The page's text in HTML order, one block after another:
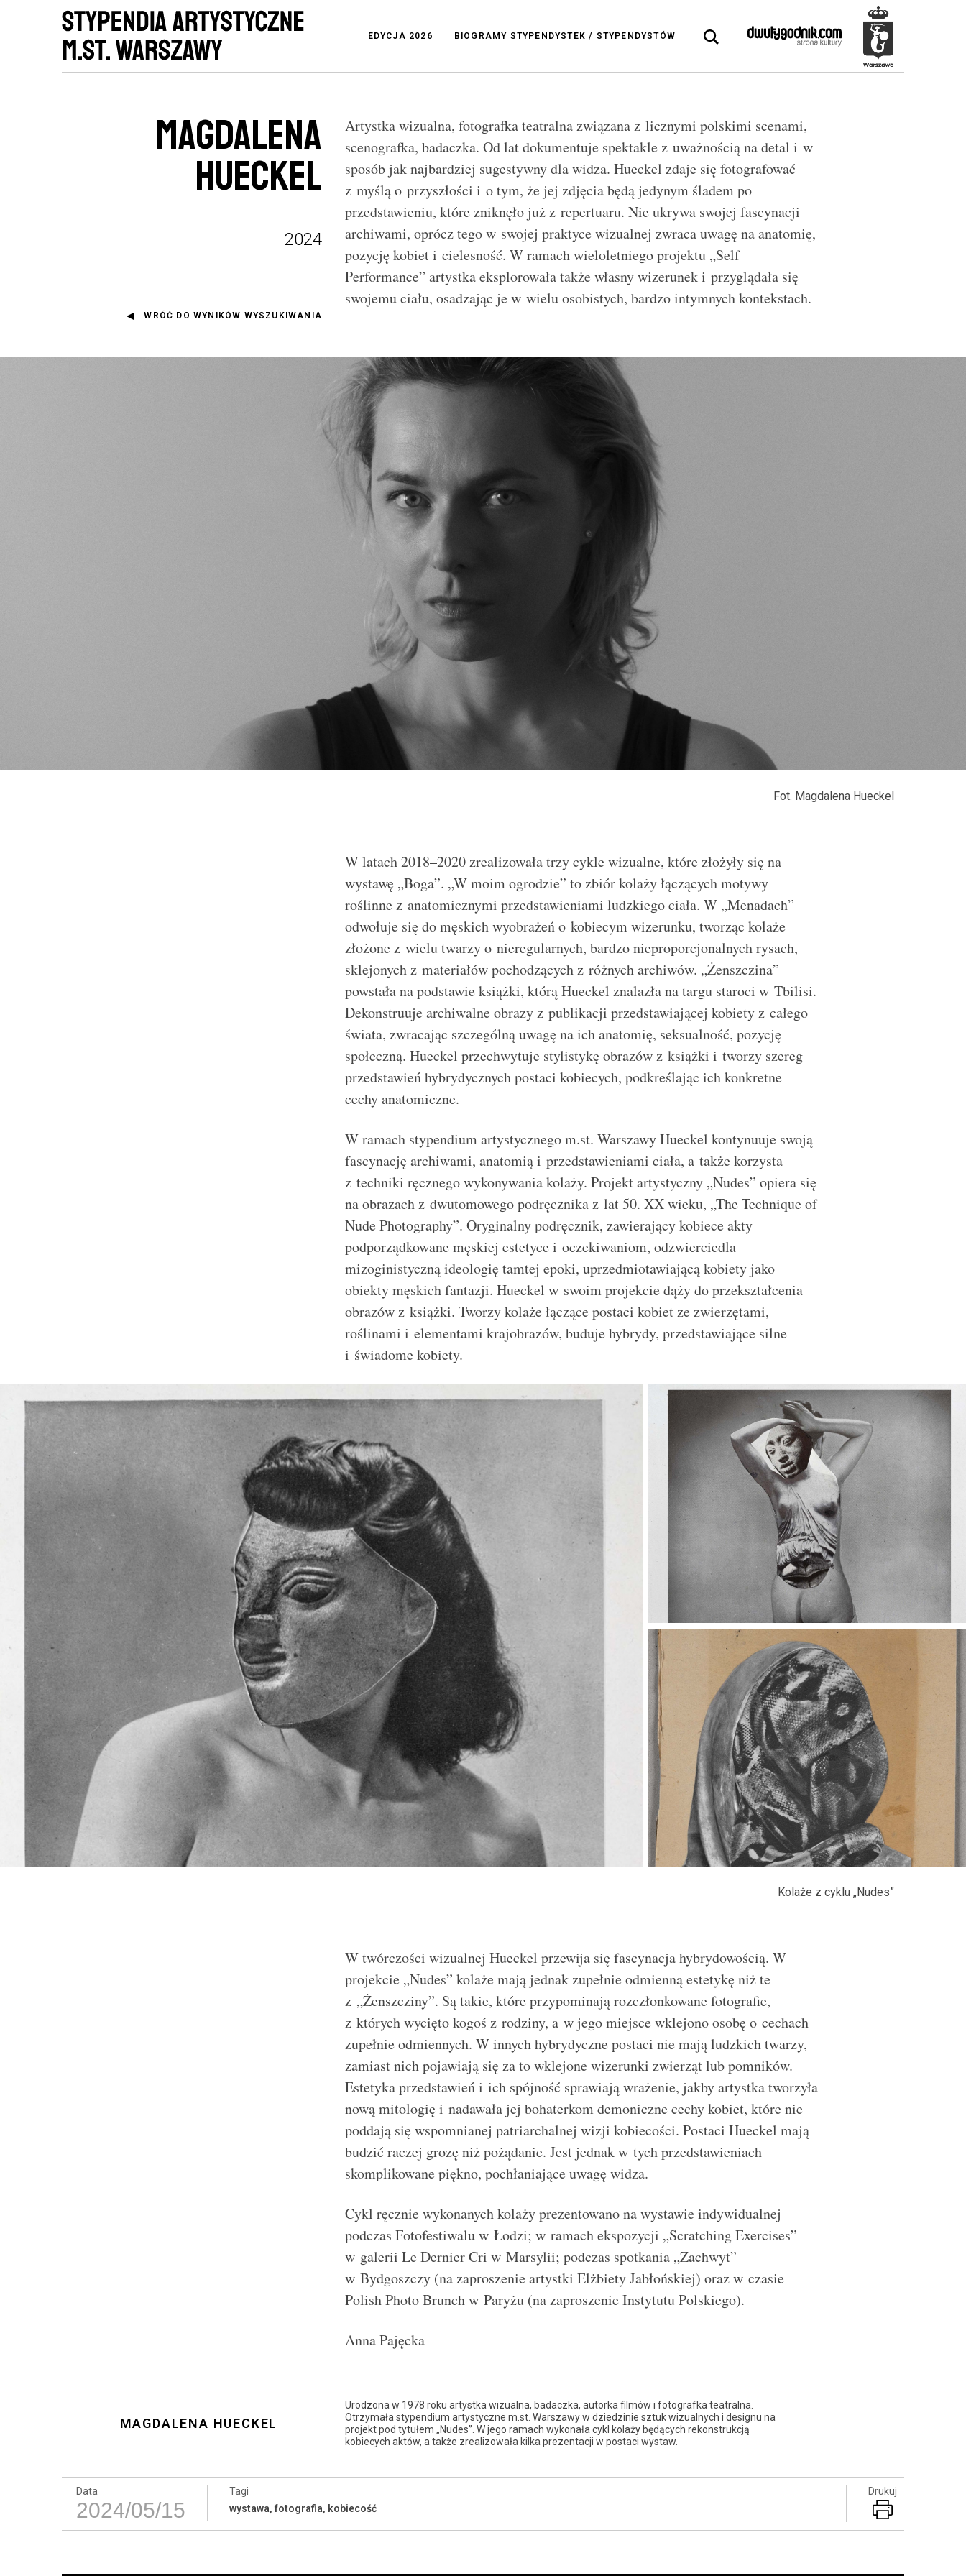
EDYCJA 2026 BIOGRAMY STYPENDYSTEK / STYPENDYSTÓW
MAGDALENA
HUECKEL
2024
WRÓĆ DO WYNIKÓW WYSZUKIWANIA
Artystka wizualna, fotografka teatralna związana z licznymi polskimi scenami,
scenografka, badaczka. Od lat dokumentuje spektakle z uważnością na detal i w
sposób jak najbardziej sugestywny dla widza. Hueckel zdaje się fotografować
z myślą o przyszłości i o tym, że jej zdjęcia będą jedynym śladem po
przedstawieniu, które zniknęło już z repertuaru. Nie ukrywa swojej fascynacji
archiwami, oprócz tego w swojej praktyce wizualnej zwraca uwagę na anatomię,
pozycję kobiet i cielesność. W ramach wieloletniego projektu „Self
Performance” artystka eksplorowała także własny wizerunek i przyglądała się
swojemu ciału, osadzając je w wielu osobistych, bardzo intymnych kontekstach.
Fot. Magdalena Hueckel
W latach 2018–2020 zrealizowała trzy cykle wizualne, które złożyły się na
wystawę „Boga”. „W moim ogrodzie” to zbiór kolaży łączących motywy
roślinne z anatomicznymi przedstawieniami ludzkiego ciała. W „Menadach”
odwołuje się do męskich wyobrażeń o kobiecym wizerunku, tworząc kolaże
złożone z wielu twarzy o nieregularnych, bardzo nieproporcjonalnych rysach,
sklejonych z materiałów pochodzących z różnych archiwów. „Żenszczina”
powstała na podstawie książki, którą Hueckel znalazła na targu staroci w Tbilisi.
Dekonstruuje archiwalne obrazy z publikacji przedstawiającej kobiety z całego
świata, zwracając szczególną uwagę na ich anatomię, seksualność, pozycję
społeczną. Hueckel przechwytuje stylistykę obrazów z książki i tworzy szereg
przedstawień hybrydycznych postaci kobiecych, podkreślając ich konkretne
cechy anatomiczne.
W ramach stypendium artystycznego m.st. Warszawy Hueckel kontynuuje swoją
fascynację archiwami, anatomią i przedstawieniami ciała, a także korzysta
z techniki ręcznego wykonywania kolaży. Projekt artystyczny „Nudes” opiera się
na obrazach z dwutomowego podręcznika z lat 50. XX wieku, „The Technique of
Nude Photography”. Oryginalny podręcznik, zawierający kobiece akty
podporządkowane męskiej estetyce i oczekiwaniom, odzwierciedla
mizoginistyczną ideologię tamtej epoki, uprzedmiotawiającą kobiety jako
obiekty męskich fantazji. Hueckel w swoim projekcie dąży do przekształcenia
obrazów z książki. Tworzy kolaże łączące postaci kobiet ze zwierzętami,
roślinami i elementami krajobrazów, buduje hybrydy, przedstawiające silne
i świadome kobiety.
Kolaże z cyklu „Nudes”
W twórczości wizualnej Hueckel przewija się fascynacja hybrydowością. W
projekcie „Nudes” kolaże mają jednak zupełnie odmienną estetykę niż te
z „Żenszcziny”. Są takie, które przypominają rozczłonkowane fotografie,
z których wycięto kogoś z rodziny, a w jego miejsce wklejono osobę o cechach
zupełnie odmiennych. W innych hybrydyczne postaci nie mają ludzkich twarzy,
zamiast nich pojawiają się za to wklejone wizerunki zwierząt lub pomników.
Estetyka przedstawień i ich spójność sprawiają wrażenie, jakby artystka tworzyła
nową mitologię i nadawała jej bohaterkom demoniczne cechy kobiet, które nie
poddają się wspomnianej patriarchalnej wizji kobiecości. Postaci Hueckel mają
budzić raczej grozę niż pożądanie. Jest jednak w tych przedstawieniach
skomplikowane piękno, pochłaniające uwagę widza.
Cykl ręcznie wykonanych kolaży prezentowano na wystawie indywidualnej
podczas Fotofestiwalu w Łodzi; w ramach ekspozycji „Scratching Exercises”
w galerii Le Dernier Cri w Marsylii; podczas spotkania „Zachwyt”
w Bydgoszczy (na zaproszenie artystki Elżbiety Jabłońskiej) oraz w czasie
Polish Photo Brunch w Paryżu (na zaproszenie Instytutu Polskiego).
Anna Pajęcka
MAGDALENA HUECKEL
Urodzona w 1978 roku artystka wizualna, badaczka, autorka filmów i fotografka teatralna.
Otrzymała stypendium artystyczne m.st. Warszawy w dziedzinie sztuk wizualnych i designu na
projekt pod tytułem „Nudes”. W jego ramach wykonała cykl kolaży będących rekonstrukcją
kobiecych aktów, a także zrealizowała kilka prezentacji w postaci wystaw.
Drukuj
Data
2024/05/15
Tagi
wystawa, fotografia, kobiecość